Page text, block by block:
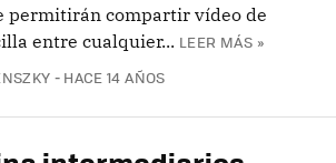
permitirán compartir vídeo de
entre cualquier... LEER MÁS »
HACE 14 AÑOS